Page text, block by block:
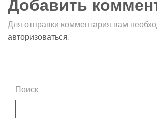
Добавить
Для отправки комментария вам
авторизоваться.
Поиск